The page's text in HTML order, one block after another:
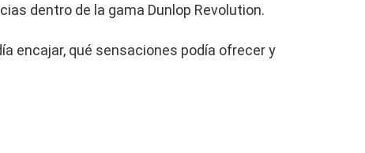
dentro de la gama Dunlop Revolution.
encajar, qué sensaciones podía ofrecer y